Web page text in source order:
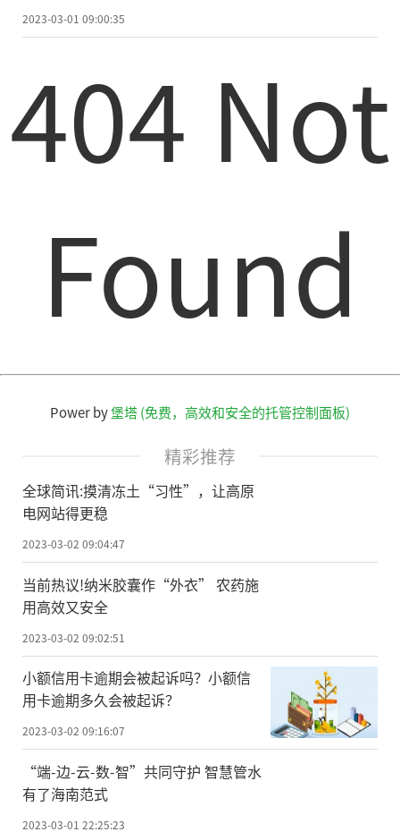
2023-03-01 09:00:35
404 Not
Found
Power by堡塔 (免费，高效和安全的托管控制面板)
精彩推荐
全球简讯:摸清冻土“习性”，让高原
电网站得更稳
2023-03-02 09:04:47
当前热议!纳米胶囊作“外衣” 农药施
用高效又安全
2023-03-02 09:02:51
小额信用卡逾期会被起诉吗？小额信
用卡逾期多久会被起诉？
2023-03-02 09:16:07
“端-边-云-数-智”共同守护 智慧管水
有了海南范式
2023-03-01 22:25:23